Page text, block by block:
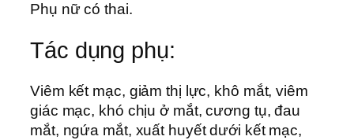
Phụ nữ có thai.
Tác dụng phụ:
Viêm kết mạc, giảm thị lực, khô mắt, viêm
giác mạc, khó chịu ở mắt, cương tụ, đau
mắt, ngứa mắt, xuất huyết dưới kết mạc,